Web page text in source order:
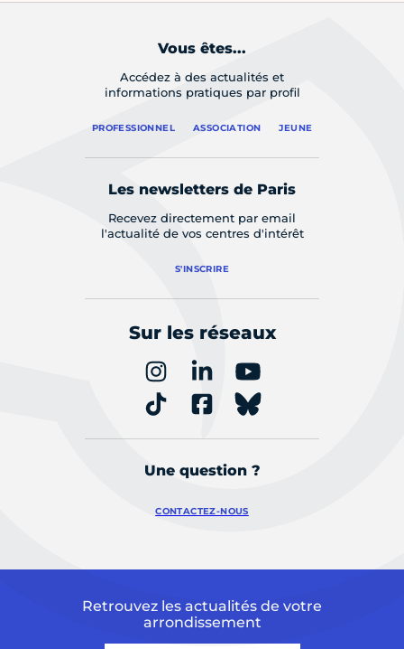
Vous êtes...
Accédez à des actualités et
informations pratiques par profil
PROFESSIONNEL ASSOCIATION JEUNE
Les newsletters de Paris
Recevez directement par email
l'actualité de vos centres d'intérêt
S'INSCRIRE
Sur les réseaux
Une question ?
CONTACTEZ-NOUS
Retrouvez les actualités de votre
arrondissement